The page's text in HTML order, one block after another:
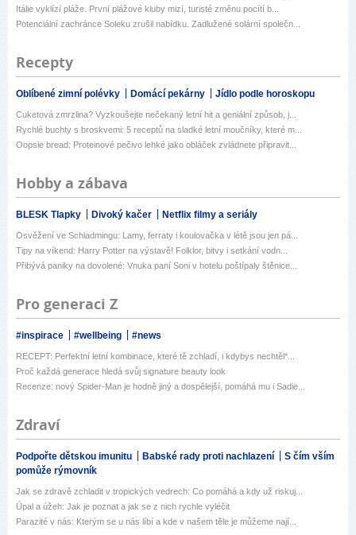
Itálie vyklízí pláže. První plážové kluby mizí, turisté změnu pocítí b...
Potenciální zachránce Soleku zrušil nabídku. Zadlužené solární společn...
Recepty
Oblíbené zimní polévky Domácí pekárny Jídlo podle horoskopu
Cuketová zmrzlina? Vyzkoušejte nečekaný letní hit a geniální způsob, j...
Rychlé buchty s broskvemi: 5 receptů na sladké letní moučníky, které m...
Oopsie bread: Proteinové pečivo lehké jako obláček zvládnete připravit...
Hobby a zábava
BLESK Tlapky Divoký kačer Netflix filmy a seriály
Osvěžení ve Schladmingu: Lamy, ferraty i koulovačka v létě jsou jen pá...
Tipy na víkend: Harry Potter na výstavě! Folklor, bitvy i setkání vodn...
Přibývá paniky na dovolené: Vnuka paní Soni v hotelu poštípaly štěnice...
Pro generaci Z
#inspirace #wellbeing #news
RECEPT: Perfektní letní kombinace, které tě zchladí, i kdybys nechtěl*...
Proč každá generace hledá svůj signature beauty look
Recenze: nový Spider-Man je hodně jiný a dospělejší, pomáhá mu i Sadie...
Zdraví
Podpořte dětskou imunitu Babské rady proti nachlazení
S čím vším
pomůže rýmovník
Jak se zdravě zchladit v tropických vedrech: Co pomáhá a kdy už riskuj...
Úpal a úžeh: Jak je poznat a jak se z nich rychle vyléčit
Parazité v nás: Kterým se u nás líbí a kde v našem těle je můžeme nají...